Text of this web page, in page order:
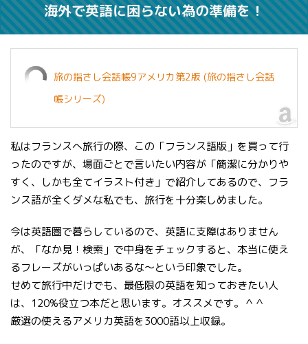
海外で英語に困らない為の準備を！
旅の指さし会話帳9アメリカ第2版 (旅の指さし会話
帳シリーズ)
私はフランスへ旅行の際、この「フランス語版」を買って行
ったのですが、場面ごとで言いたい内容が「簡潔に分かりや
すく、しかも全てイラスト付き」で紹介してあるので、フラ
ンス語が全くダメな私でも、旅行を十分楽しめました。
今は英語圏で暮らしているので、英語に支障はありません
が、「なか見！検索」で中身をチェックすると、本当に使え
るフレーズがいっぱいあるな〜という印象でした。
せめて旅行中だけでも、最低限の英語を知っておきたい人
は、120%役立つ本だと思います。オススメです。＾＾
厳選の使えるアメリカ英語を3000語以上収録。